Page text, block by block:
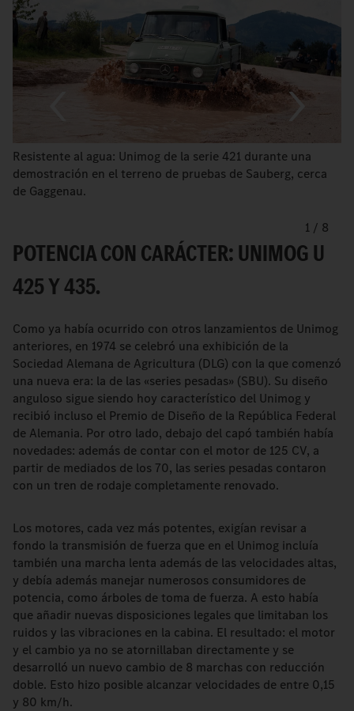
Resistente al agua: Unimog de la serie 421 durante una
demostración en el terreno de pruebas de Sauberg, cerca
de Gaggenau.
1 / 8
POTENCIA CON CARÁCTER: UNIMOG U
425 Y 435.
Como ya había ocurrido con otros lanzamientos de Unimog
anteriores, en 1974 se celebró una exhibición de la
Sociedad Alemana de Agricultura (DLG) con la que comenzó
una nueva era: la de las «series pesadas» (SBU). Su diseño
anguloso sigue siendo hoy característico del Unimog y
recibió incluso el Premio de Diseño de la República Federal
de Alemania. Por otro lado, debajo del capó también había
novedades: además de contar con el motor de 125 CV, a
partir de mediados de los 70, las series pesadas contaron
con un tren de rodaje completamente renovado.
Los motores, cada vez más potentes, exigían revisar a
fondo la transmisión de fuerza que en el Unimog incluía
también una marcha lenta además de las velocidades altas,
y debía además manejar numerosos consumidores de
potencia, como árboles de toma de fuerza. A esto había
que añadir nuevas disposiciones legales que limitaban los
ruidos y las vibraciones en la cabina. El resultado: el motor
y el cambio ya no se atornillaban directamente y se
desarrolló un nuevo cambio de 8 marchas con reducción
doble. Esto hizo posible alcanzar velocidades de entre 0,15
y 80 km/h.